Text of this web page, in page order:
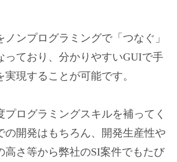
ンプログラミングで「つなぐ」
っており、分かりやすいGUIで手
現することが可能です。
プログラミングスキルを補ってく
の開発はもちろん、開発生産性や
高さ等から弊社のSI案件でもたび